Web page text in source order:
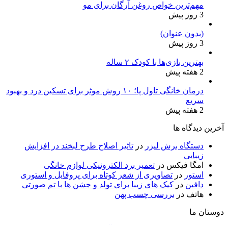
مهم‌ترین خواص روغن آرگان برای مو
3 روز پیش
(بدون عنوان)
3 روز پیش
بهترین بازی‌ها با کودک ۲ ساله
2 هفته پیش
درمان خانگی تاول پا؛ ۱۰ روش موثر برای تسکین درد و بهبود
سریع
2 هفته پیش
آخرین دیدگاه ها
دستگاه برش لیزر در تاثیر اصلاح طرح لبخند در افزایش
زیبایی
امگا فیکس در تعمیر برد الکترونیکی لوازم خانگی
استور در تصاویری از شعر کوتاه برای پروفایل و استوری
دافین در کیک های زیبا برای تولد و جشن ها با تم صورتی
هاتف در بررسی چسب پهن
دوستان ما